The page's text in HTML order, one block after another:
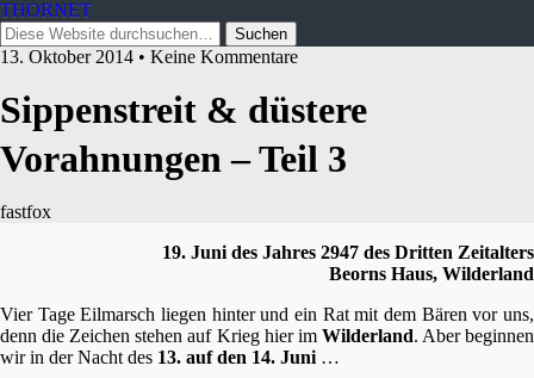
THORNET
13. Oktober 2014 • Keine Kommentare
Sippenstreit & düstere
Vorahnungen – Teil 3
fastfox
19. Juni des Jahres 2947 des Dritten Zeitalters
Beorns Haus, Wilderland
Vier Tage Eilmarsch liegen hinter und ein Rat mit dem Bären vor uns,
denn die Zeichen stehen auf Krieg hier im Wilderland. Aber beginnen
wir in der Nacht des 13. auf den 14. Juni …